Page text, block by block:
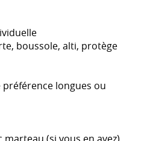
boussole, alti, protège
préférence longues ou